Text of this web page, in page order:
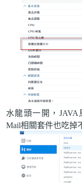
水龍頭一開，JAVA
Mail相關套件也吃掉